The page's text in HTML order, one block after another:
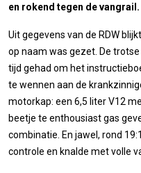
en rokend tegen de vangrail.
Uit gegevens van de RDW
op naam was gezet. De
tijd gehad om het
te wennen aan de
motorkap: een 6,5 liter V12
beetje te enthousiast gas
combinatie. En jawel, rond
controle en knalde met volle